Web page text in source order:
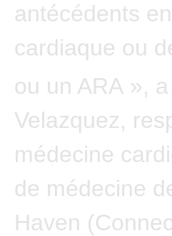
antécédents
cardiaque ou
ou un ARA »,
Velazquez,
médecine
de médecine
Haven